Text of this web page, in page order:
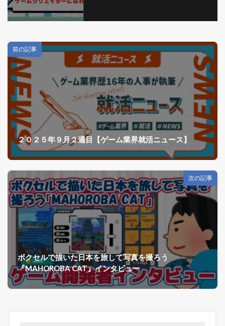
前の記事
２０２５年９月２週目【ゲーム業界就活ニュース】
次の記事
ボクセルで描いた日本を旅して写真を撮ろう
『MAHOROBA CAT』インタビュー